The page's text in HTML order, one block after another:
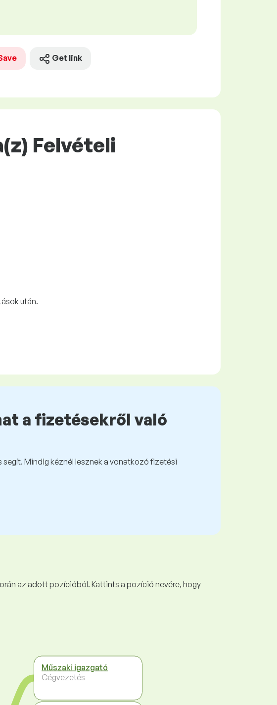
Get link
Felvételi
után.
a fizetésekről való
Mindig kéznél lesznek a vonatkozó fizetési
az adott pozícióból. Kattints a pozíció nevére, hogy
Műszaki igazgató
Cégvezetés